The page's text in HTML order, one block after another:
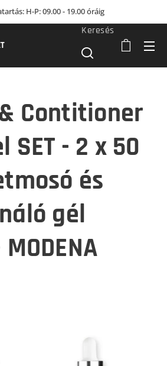
H-P: 09.00 - 19.00 óráig
Keresés
Contitioner
SET - 2 x 50
és
gél